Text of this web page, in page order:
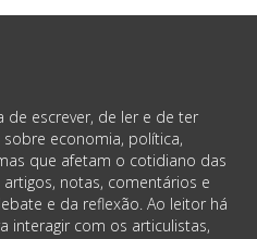
de escrever, de ler e de ter
economia, política,
que afetam o cotidiano das
notas, comentários e
e da reflexão. Ao leitor há
interagir com os articulistas,